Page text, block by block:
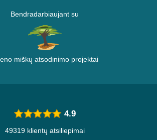
Bendradarbiaujant su
miškų atsodinimo projektai
4.9
49319 klientų atsiliepimai